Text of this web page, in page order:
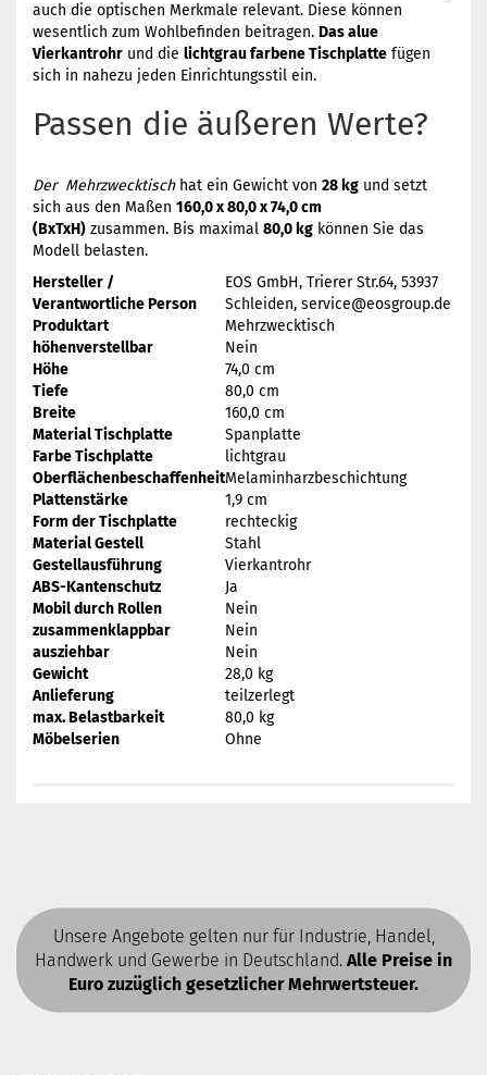
auch die optischen Merkmale relevant. Diese können
wesentlich zum Wohlbefinden beitragen. Das alue
Vierkantrohr und die lichtgrau farbene Tischplatte fügen
sich in nahezu jeden Einrichtungsstil ein.
Passen die äußeren Werte?
Der Mehrzwecktischhat ein Gewicht von 28 kg und setzt
sich aus den Maßen 160,0 x 80,0 x 74,0 cm
(BxTxH) zusammen. Bis maximal 80,0 kg können Sie das
Modell belasten.
Hersteller /
Verantwortliche Person
EOS GmbH, Trierer Str.64, 53937
Schleiden, service@eosgroup.de
Produktart
Mehrzwecktisch
höhenverstellbar
Nein
Höhe
74,0 cm
Tiefe
80,0 cm
Breite
160,0 cm
Material Tischplatte
Spanplatte
Farbe Tischplatte
lichtgrau
OberflächenbeschaffenheitMelaminharzbeschichtung
Plattenstärke
1,9 cm
Form der Tischplatte
rechteckig
Material Gestell
Stahl
Gestellausführung
Vierkantrohr
ABS-Kantenschutz
Ja
Mobil durch Rollen
Nein
zusammenklappbar
Nein
ausziehbar
Nein
Gewicht
28,0 kg
Anlieferung
teilzerlegt
max. Belastbarkeit
80,0 kg
Möbelserien
Ohne
Unsere Angebote gelten nur für Industrie, Handel,
Handwerk und Gewerbe in Deutschland. Alle Preise in
Euro zuzüglich gesetzlicher Mehrwertsteuer.